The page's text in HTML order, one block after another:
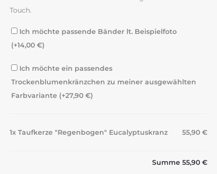
Touch.
Ich möchte passende Bänder lt. Beispielfoto
(+14,00 €)
Ich möchte ein passendes
Trockenblumenkränzchen zu meiner ausgewählten
Farbvariante (+27,90 €)
1x Taufkerze "Regenbogen" Eucalyptuskranz 55,90 €
Summe 55,90 €